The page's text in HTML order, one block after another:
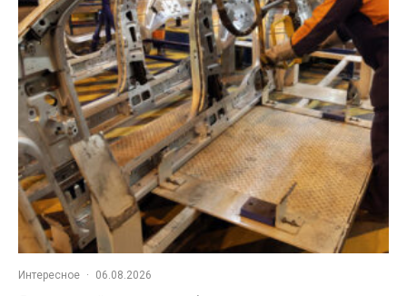
Интересное · 06.08.2026